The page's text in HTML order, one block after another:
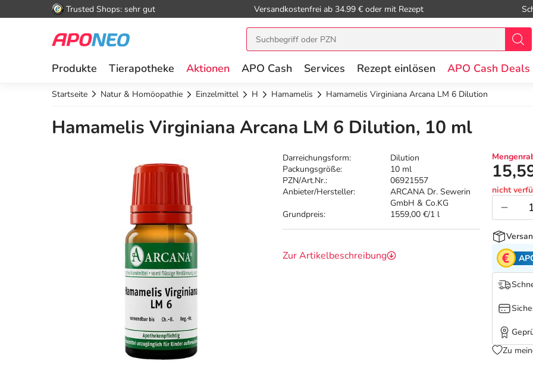
Trusted Shops: sehr gut Versandkostenfrei ab 34.99 € oder mit Rezept
Produkte Tierapotheke Aktionen APO Cash Services Rezept einlösen APO Cash Deals
Startseite Natur & Homöopathie Einzelmittel H Hamamelis Hamamelis Virginiana Arcana LM 6 Dilution
Hamamelis Virginiana Arcana LM 6 Dilution, 10 ml
Darreichungsform:
Dilution
Packungsgröße:
10 ml
PZN/Art.Nr.:
06921557
Anbieter/Hersteller:
ARCANA Dr. Sewerin
GmbH & Co.KG
Grundpreis:
1559,00 €/1 l
Zur Artikelbeschreibung
nicht
Zu